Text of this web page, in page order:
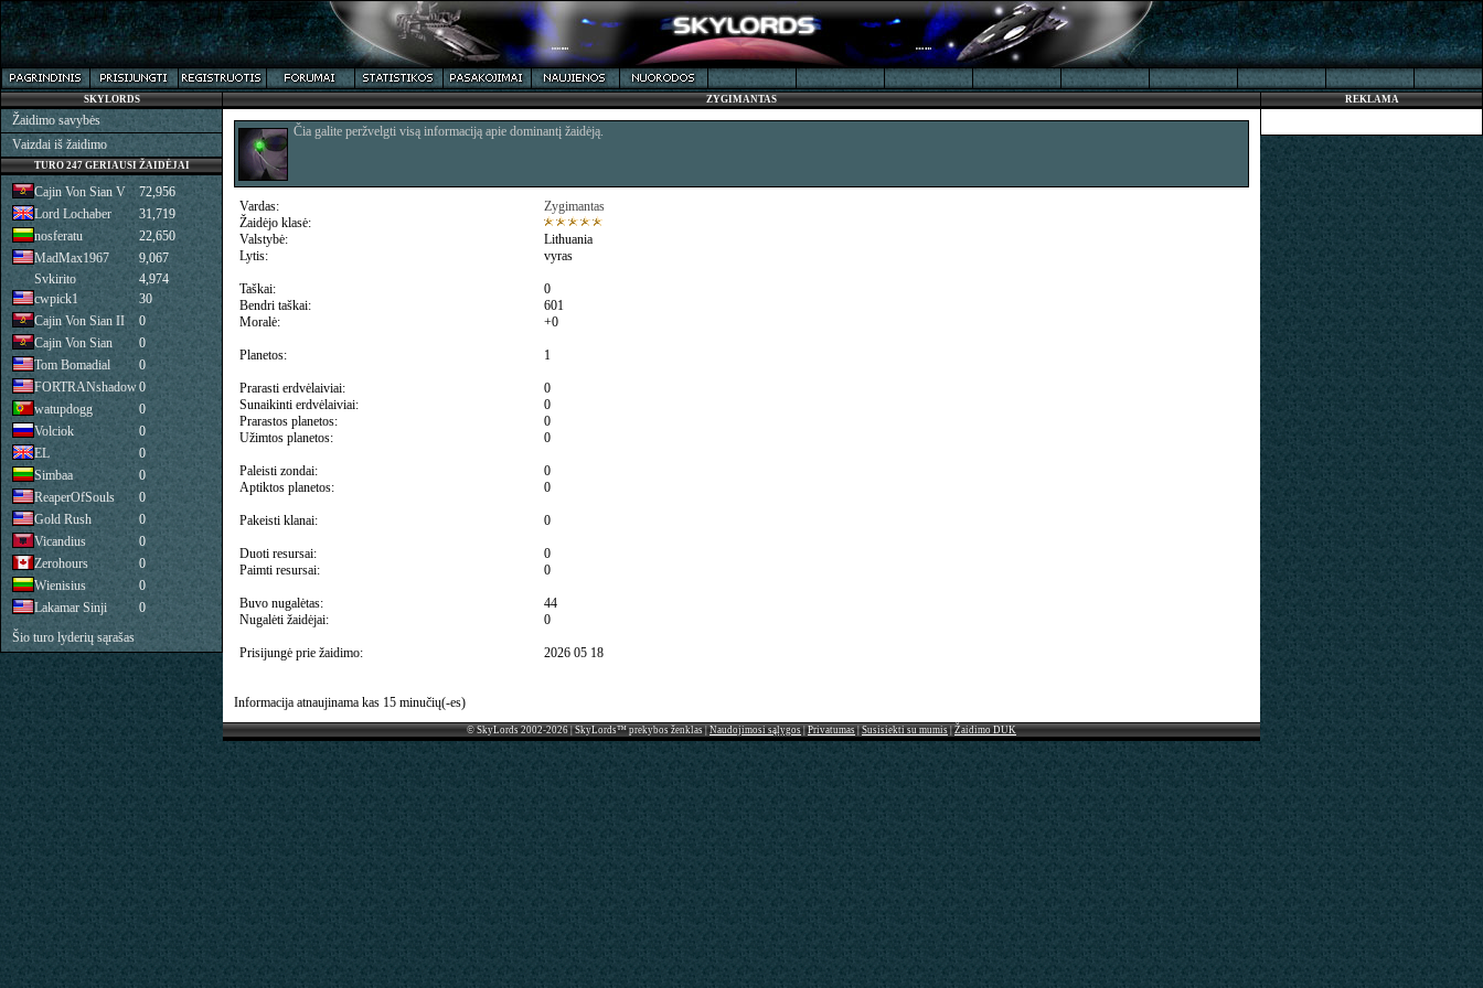
ZYGIMANTAS
Čia galite peržvelgti visą informaciją apie dominantį žaidėją.
Vardas:
Žaidėjo klasė:
Valstybė:
Lytis:
Taškai:
Bendri taškai:
Moralė:
Planetos:
Prarasti erdvėlaiviai:
Sunaikinti erdvėlaiviai:
Prarastos planetos:
Užimtos planetos:
Paleisti zondai:
Aptiktos planetos:
Pakeisti klanai:
Duoti resursai:
Paimti resursai:
Buvo nugalėtas:
Nugalėti žaidėjai:
Prisijungė prie žaidimo:
Zygimantas
Lithuania
vyras
0
601
+0
1
0
0
0
0
0
0
0
0
0
44
0
2026 05 18
Informacija atnaujinama kas 15 minučių(-es)
© SkyLords 2002-2026 | SkyLords™ prekybos ženklas |Naudojimosi sąlygos|Privatumas|Susisiekti su mumis|Žaidimo DUK
SKYLORDS
Žaidimo savybės
Vaizdai iš žaidimo
TURO 247 GERIAUSI ŽAIDĖJAI
Cajin Von Sian V
72,956
Lord Lochaber
31,719
nosferatu
22,650
MadMax1967
9,067
Svkirito
4,974
cwpick1
30
Cajin Von Sian II
0
Cajin Von Sian
0
Tom Bomadial
0
FORTRANshadow0
watupdogg
0
Volciok
0
EL
0
Simbaa
0
ReaperOfSouls
0
Gold Rush
0
Vicandius
0
Zerohours
0
Wienisius
0
Lakamar Sinji
0
Šio turo lyderių sąrašas
REKLAMA